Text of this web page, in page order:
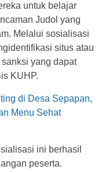
untuk belajar
Judol yang
Melalui sosialisasi
situs atau
yang dapat
KUHP.
di Desa Sepapan,
Menu Sehat
ini berhasil
peserta.